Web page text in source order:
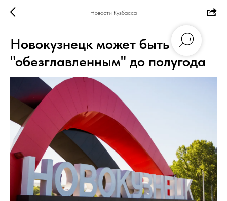
Новости Кузбасса
Новокузнецк может быть
"обезглавленным" до полугода